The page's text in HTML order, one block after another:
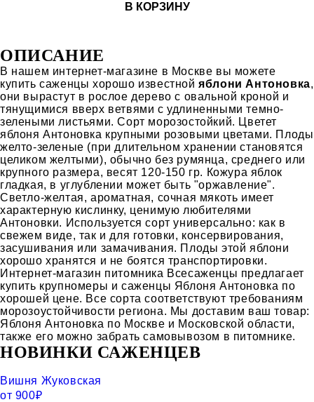
В КОРЗИНУ
ОПИСАНИЕ
В нашем интернет-магазине в Москве вы можете
купить саженцы хорошо известнойяблони Антоновка,
они вырастут в рослое дерево с овальной кроной и
тянущимися вверх ветвями с удлиненными темно-
зелеными листьями. Сорт морозостойкий. Цветет
яблоня Антоновка крупными розовыми цветами. Плоды
желто-зеленые (при длительном хранении становятся
целиком желтыми), обычно без румянца, среднего или
крупного размера, весят 120-150 гр. Кожура яблок
гладкая, в углублении может быть "оржавление".
Светло-желтая, ароматная, сочная мякоть имеет
характерную кислинку, ценимую любителями
Антоновки. Используется сорт универсально: как в
свежем виде, так и для готовки, консервирования,
засушивания или замачивания. Плоды этой яблони
хорошо хранятся и не боятся транспортировки.
Интернет-магазин питомника Всесаженцы предлагает
купить крупномеры и саженцы Яблоня Антоновка по
хорошей цене. Все сорта соответствуют требованиям
морозоустойчивости региона. Мы доставим ваш товар:
Яблоня Антоновка по Москве и Московской области,
также его можно забрать самовывозом в питомнике.
НОВИНКИ САЖЕНЦЕВ
Вишня Жуковская
от 900₽